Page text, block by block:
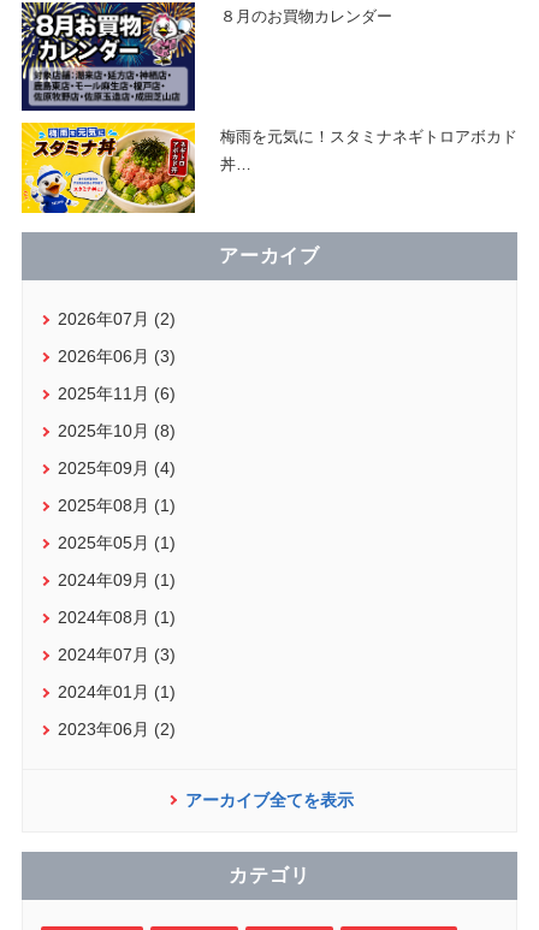
８月のお買物カレンダー
梅雨を元気に！スタミナネギトロアボカド
丼…
アーカイブ
2026年07月 (2)
2026年06月 (3)
2025年11月 (6)
2025年10月 (8)
2025年09月 (4)
2025年08月 (1)
2025年05月 (1)
2024年09月 (1)
2024年08月 (1)
2024年07月 (3)
2024年01月 (1)
2023年06月 (2)
アーカイブ全てを表示
カテゴリ